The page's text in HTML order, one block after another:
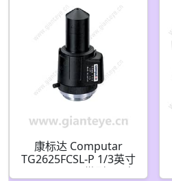
康标达 Computar
TG2625FCSL-P 1/3英寸
2.6mm F2.5 微型 DC自